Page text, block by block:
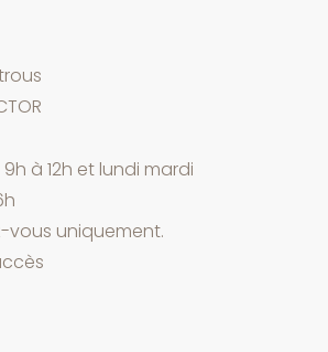
à 12h et lundi mardi
vous uniquement.